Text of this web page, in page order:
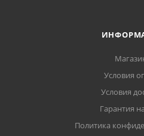
Условия
Условия
Гарантия
Политика